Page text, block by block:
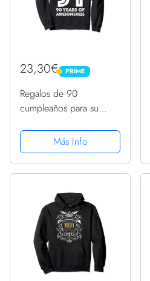
23,30€ PRIME
PRIME
Regalos de 90
cumpleaños para su
años Sudadera
Más Info